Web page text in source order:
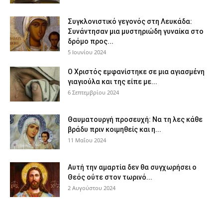
Συγκλονιστικό γεγονός στη Λευκάδα:
Συνάντησαν μια μυστηριώδη γυναίκα στο
δρόμο προς...
5 Ιουνίου 2024
Ο Χριστός εμφανίστηκε σε μια αγιασμένη
γιαγιούλα και της είπε με...
6 Σεπτεμβρίου 2024
Θαυματουργή προσευχή: Να τη λες κάθε
βράδυ πριν κοιμηθείς και η...
11 Μαΐου 2024
Αυτή την αμαρτία δεν θα συγχωρήσει ο
Θεός ούτε στον τωρινό...
2 Αυγούστου 2024